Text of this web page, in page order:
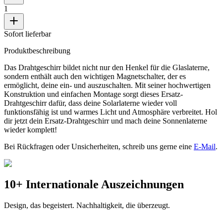
1
Sofort lieferbar
Produktbeschreibung
Das Drahtgeschirr bildet nicht nur den Henkel für die Glaslaterne,
sondern enthält auch den wichtigen Magnetschalter, der es
ermöglicht, deine ein- und auszuschalten. Mit seiner hochwertigen
Konstruktion und einfachen Montage sorgt dieses Ersatz-
Drahtgeschirr dafür, dass deine Solarlaterne wieder voll
funktionsfähig ist und warmes Licht und Atmosphäre verbreitet. Hol
dir jetzt dein Ersatz-Drahtgeschirr und mach deine Sonnenlaterne
wieder komplett!
Bei Rückfragen oder Unsicherheiten, schreib uns gerne eine E-Mail.
10+ Internationale Auszeichnungen
Design, das begeistert. Nachhaltigkeit, die überzeugt.